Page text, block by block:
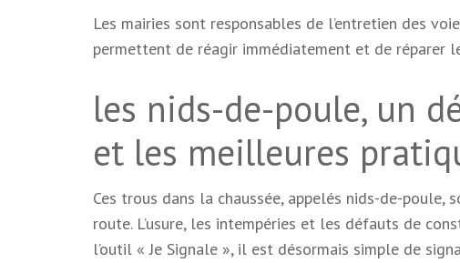
Les mairies sont responsables de l’entretien des
permettent de réagir immédiatement et de réparer
les nids-de-poule, un
et les meilleures
Ces trous dans la chaussée, appelés nids-de-
route. L’usure, les intempéries et les défauts de
l’outil « Je Signale », il est désormais simple de